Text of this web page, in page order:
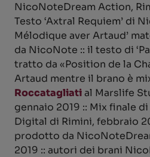
NicoNoteDream Action,
Testo ‘Axtral Requiem’ di
Mélodique aver Artaud’
da NicoNote :: il testo di
tratto da «Position de la
Artaud mentre il brano è
Roccatagliatial Marslife
gennaio 2019 :: Mix finale
Digital di Rimini, febbraio
prodotto da
2019 :: autori dei brani